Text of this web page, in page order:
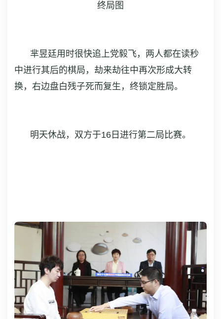
终局图
芈昱廷用时很快追上党毅飞，两人都在读秒
中进行其后的棋局，劫来劫往中再次形成大转
换，右边盘白残子死而复生，终锁定胜局。
明天休战，双方于16日进行第二局比赛。